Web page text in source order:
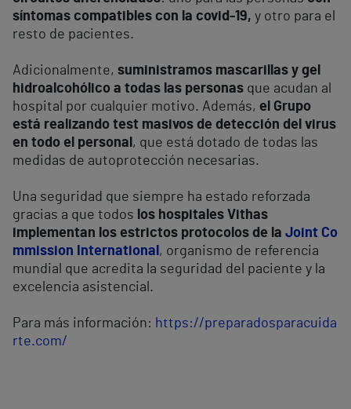
síntomas compatibles con la covid-19, y otro para el
resto de pacientes.
Adicionalmente, suministramos mascarillas y gel
hidroalcohólico a todas las personas que acudan al
hospital por cualquier motivo. Además, el Grupo
está realizando test masivos de detección del virus
en todo el personal , que está dotado de todas las
medidas de autoprotección necesarias.
Una seguridad que siempre ha estado reforzada
gracias a que todos los hospitales Vithas
implementan los estrictos protocolos de la Joint Co
mmission International , organismo de referencia
mundial que acredita la seguridad del paciente y la
excelencia asistencial.
Para más información: https://preparadosparacuida
rte.com/